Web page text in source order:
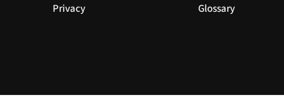
Privacy
Glossary